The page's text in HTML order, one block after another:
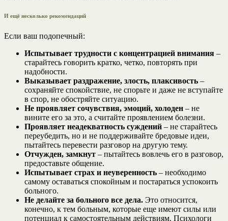
И ещё несколько рекомендаций
Если ваш подопечный:
Испытывает трудности с концентрацией внимания –
старайтесь говорить кратко, четко, повторять при
надобности.
Выказывает раздражение, злость, плаксивость –
сохраняйте спокойствие, не спорьте и даже не вступайте
в спор, не обостряйте ситуацию.
Не проявляет сочувствия, эмоций, холоден – не
вините его за это, а считайте проявлением болезни.
Проявляет неадекватность суждений – не старайтесь
переубедить, но и не поддерживайте бредовые идеи,
пытайтесь перевести разговор на другую тему.
Отчужден, замкнут – пытайтесь вовлечь его в разговор,
предоставьте общение.
Испытывает страх и неуверенность – необходимо
самому оставаться спокойным и постараться успокоить
больного.
Не делайте за больного все дела. Это относится,
конечно, к тем больным, которые еще имеют силы или
потенциал к самостоятельным действиям. Психологи